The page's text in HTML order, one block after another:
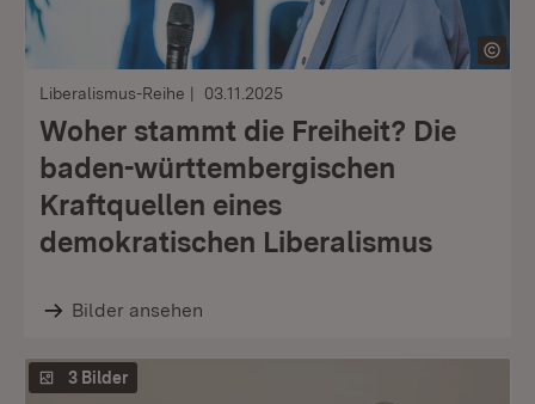
Liberalismus-Reihe 03.11.2025
Woher stammt die Freiheit? Die
baden-württembergischen
Kraftquellen eines
demokratischen Liberalismus
Bilder ansehen
3 Bilder